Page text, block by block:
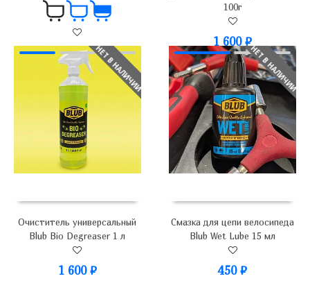
690₽
100г
1 600₽
НЕТ В НАЛИЧИИ
Очиститель универсальный
Blub Bio Degreaser 1 л
1 600 ₽
НЕТ В НАЛИЧИИ
Смазка для цепи велосипеда
Blub Wet Lube 15 мл
450₽